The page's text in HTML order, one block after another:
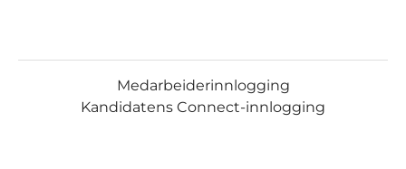
Medarbeiderinnlogging
Kandidatens Connect-innlogging